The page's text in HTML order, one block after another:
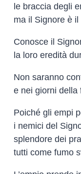
le braccia degli
ma il Signore è
Conosce il
la loro eredità
Non saranno
e nei giorni della
Poiché gli empi
i nemici del
splendore dei
tutti come fumo